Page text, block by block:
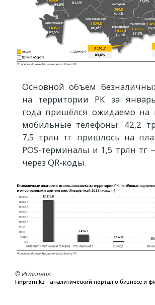
Основной объём
на территории РК за
года пришёлся ожидаемо на
мобильные телефоны: 42,2
7,5 трлн тг пришлось на
POS-терминалы и 1,5 трлн тг
через QR-коды.
© Источник
Finprom.kz - аналитический портал о бизнесе и